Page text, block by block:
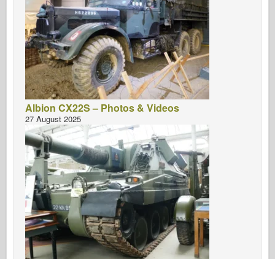
Albion CX22S – Photos & Videos
27 August 2025